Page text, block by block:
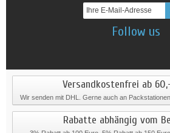
Follow us
Versandkostenfrei ab 60,-
Wir senden mit DHL. Gerne auch an
Rabatte abhängig vom